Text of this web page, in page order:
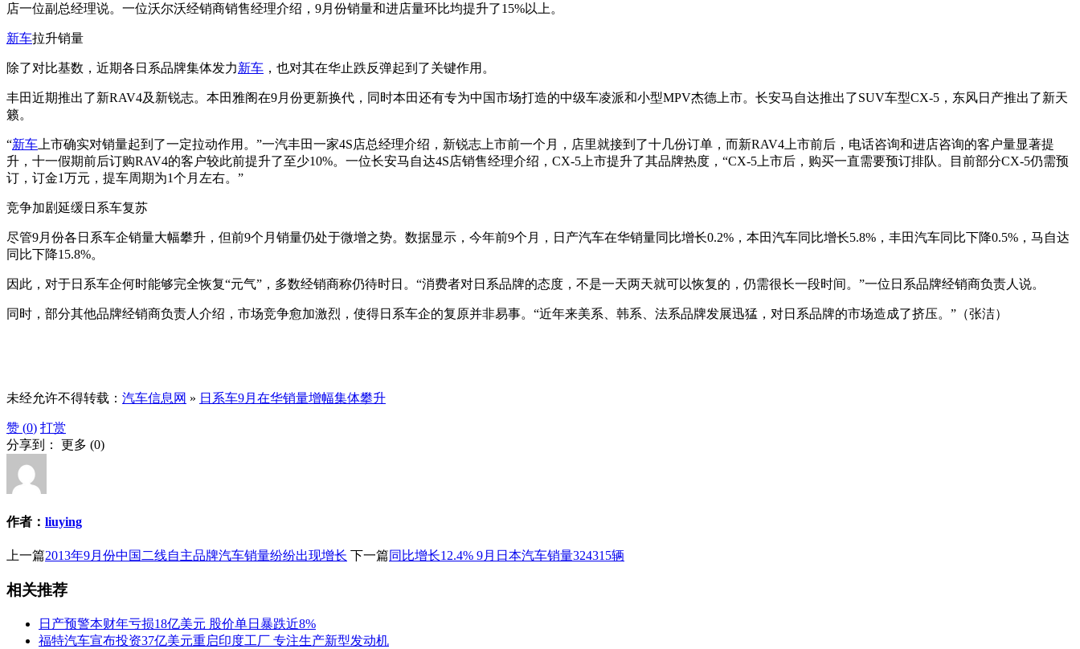
店一位副总经理说。一位沃尔沃经销商销售经理介绍，9月份销量和进店量环比均提升了15%以上。
新车拉升销量
除了对比基数，近期各日系品牌集体发力新车 ，也对其在华止跌反弹起到了关键作用。
丰田近期推出了新RAV4及新锐志。本田雅阁在9月份更新换代，同时本田还有专为中国市场打造的中级车凌派和小型MPV杰德上市。长安马自达推出了SUV车型CX-5，东风日产推出了新天
籁。
“新车 上市确实对销量起到了一定拉动作用。”一汽丰田一家4S店总经理介绍，新锐志上市前一个月，店里就接到了十几份订单，而新RAV4上市前后，电话咨询和进店咨询的客户量显著提
升，十一假期前后订购RAV4的客户较此前提升了至少10%。一位长安马自达4S店销售经理介绍，CX-5上市提升了其品牌热度，“CX-5上市后，购买一直需要预订排队。目前部分CX-5仍需预
订，订金1万元，提车周期为1个月左右。”
竞争加剧延缓日系车复苏
尽管9月份各日系车企销量大幅攀升，但前9个月销量仍处于微增之势。数据显示，今年前9个月，日产汽车在华销量同比增长0.2%，本田汽车同比增长5.8%，丰田汽车同比下降0.5%，马自达
同比下降15.8%。
因此，对于日系车企何时能够完全恢复“元气”，多数经销商称仍待时日。“消费者对日系品牌的态度，不是一天两天就可以恢复的，仍需很长一段时间。”一位日系品牌经销商负责人说。
同时，部分其他品牌经销商负责人介绍，市场竞争愈加激烈，使得日系车企的复原并非易事。“近年来美系、韩系、法系品牌发展迅猛，对日系品牌的市场造成了挤压。”（张洁）
未经允许不得转载： 汽车信息网 » 日系车9月在华销量增幅集体攀升
赞 (0) 打赏
分享到： 更多 (0)
作者： liuying
上一篇2013年9月份中国二线自主品牌汽车销量纷纷出现增长 下一篇同比增长12.4% 9月日本汽车销量324315辆
相关推荐
日产预警本财年亏损18亿美元 股价单日暴跌近8%
福特汽车宣布投资37亿美元重启印度工厂 专注生产新型发动机